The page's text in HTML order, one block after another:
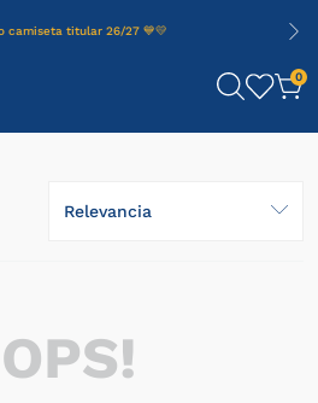
camiseta titular 26/27 💙💛
0
Relevancia